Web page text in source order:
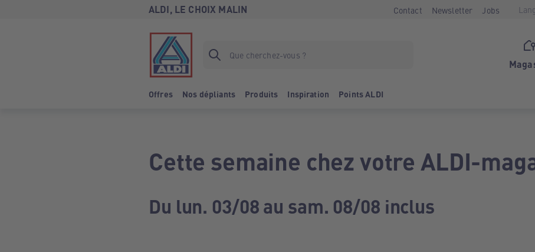
ALDI, LE CHOIX MALIN Contact Newsletter Jobs
Offres Nos dépliants Produits Inspiration Points ALDI
Cette semaine chez votre ALDI-
Du lun. 03/08 au sam. 08/08 inclus